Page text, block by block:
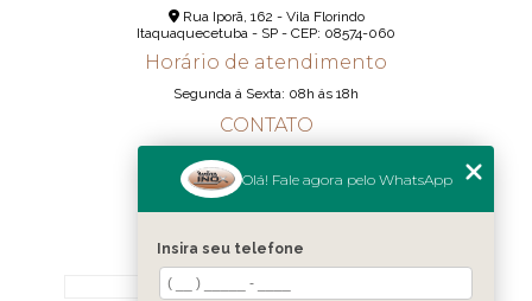
Rua Iporã, 162 - Vila Florindo
Itaquaquecetuba - SP - CEP: 08574-060
Horário de atendimento
Segunda á Sexta: 08h ás 18h
CONTATO
(11) 98189-1344
MENU
HOME
Olá! Fale agora pelo WhatsApp
Insira seu telefone